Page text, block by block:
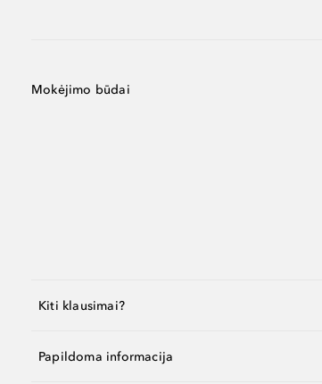
Mokėjimo būdai
Kiti klausimai?
Papildoma informacija